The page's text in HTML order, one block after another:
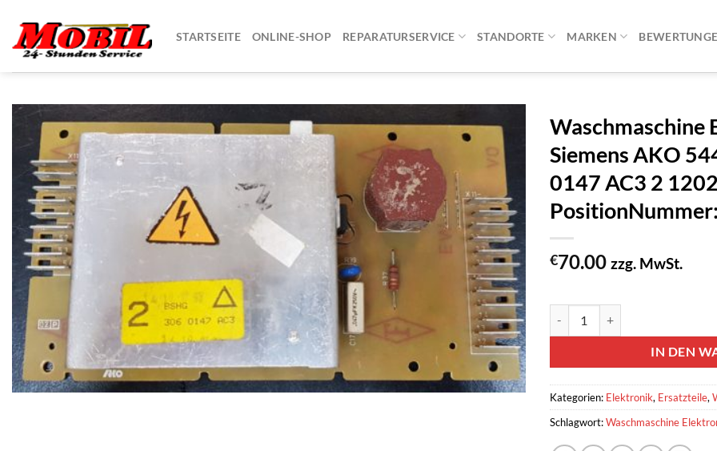
Inhalt
springen
STARTSEITE ONLINE-SHOP REPARATURSERVICE STANDORTE MARKEN
Waschmaschine
Siemens AKO
0147 AC3 2
€70.00 zzg. MwSt.
IN DEN
Kategorien: Elektronik, Ersatzteile,
Schlagwort:Waschmaschine